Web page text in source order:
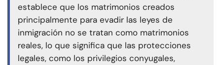
establece que los matrimonios creados
principalmente para evadir las leyes de
inmigración no se tratan como matrimonios
reales, lo que significa que las protecciones
legales, como los privilegios conyugales,